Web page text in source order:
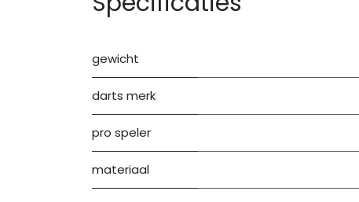
gewicht
darts merk
pro speler
materiaal